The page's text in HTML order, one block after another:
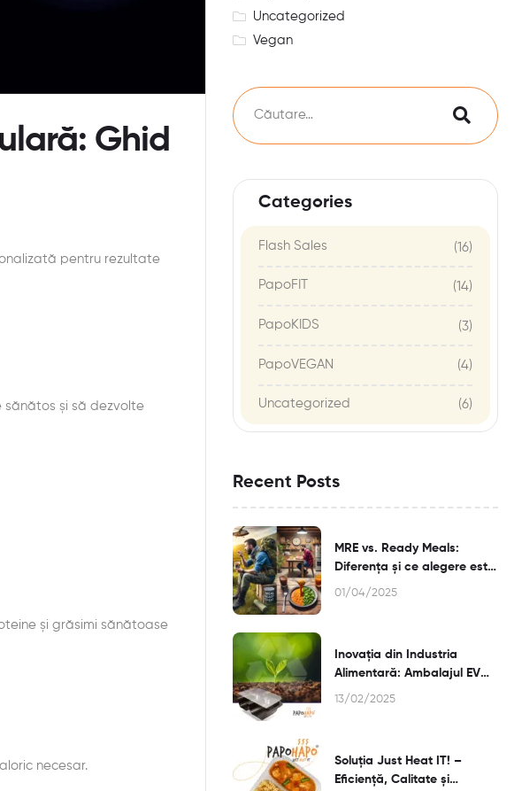
Ghid
pentru rezultate
sănătos și să dezvolte
și grăsimi sănătoase
necesar.
Uncategorized
Vegan
Categories
Flash Sales (16)
PapoFIT (14)
PapoKIDS (3)
PapoVEGAN (4)
Uncategorized (6)
Recent Posts
MRE vs. Ready Meals:
Diferența și ce alegere este
mai bună pentru Tine?
01/04/2025
Inovația din Industria
Alimentară: Ambalajul EVOH
și Termosterilizarea
13/02/2025
Soluția Just Heat IT! –
Eficiență, Calitate și